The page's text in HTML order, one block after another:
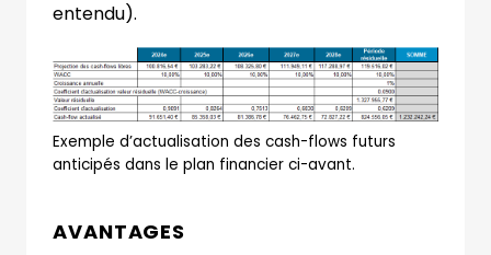
entendu).
Exemple d’actualisation des cash-flows futurs
anticipés dans le plan financier ci-avant.
AVANTAGES